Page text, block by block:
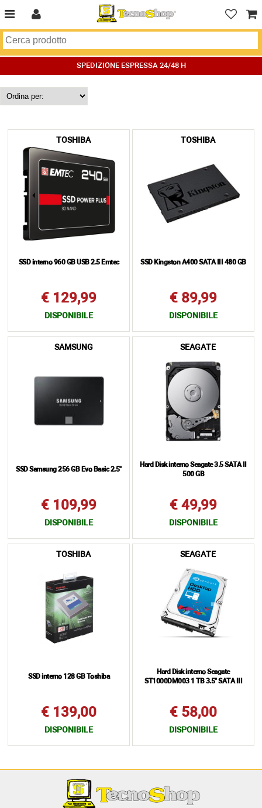
SPEDIZIONE ESPRESSA 24/48 H
TOSHIBA
SSD interno 960 GB USB 2.5 Emtec
€ 129,99
DISPONIBILE
TOSHIBA
SSD Kingston A400 SATA III 480 GB
€ 89,99
DISPONIBILE
SAMSUNG
SSD Samsung 256 GB Evo Basic 2.5"
€ 109,99
DISPONIBILE
SEAGATE
Hard Disk interno Seagate 3.5 SATA II
500 GB
€ 49,99
DISPONIBILE
TOSHIBA
SSD interno 128 GB Toshiba
€ 139,00
DISPONIBILE
SEAGATE
Hard Disk interno Seagate
ST1000DM003 1 TB 3.5" SATA III
€ 58,00
DISPONIBILE